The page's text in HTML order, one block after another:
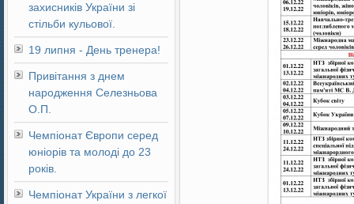
захисників України зі
стільби кульової.
19 липня - День тренера!
Привітання з днем
народження Селезньова
О.П.
Чемпіонат Європи серед
юніорів та молоді до 23
років.
Чемпіонат України з легкої